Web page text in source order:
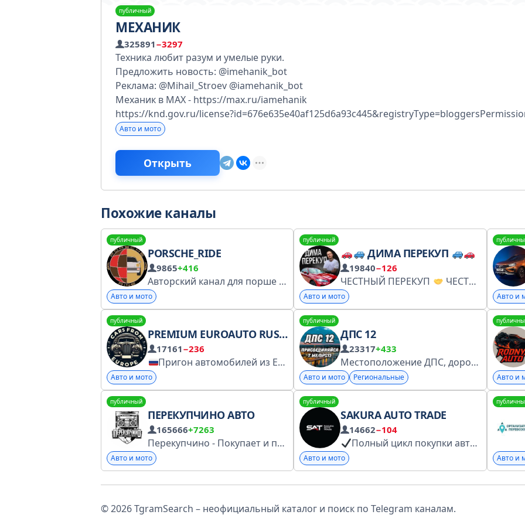
публичный
МЕХАНИК
325891−3297
Техника любит разум и умелые руки.
Предложить новость: @imehanik_bot
Реклама: @Mihail_Stroev @iamehanik_bot
Механик в МАХ - https://max.ru/iamehanik
https://knd.gov.ru/
Авто и мото
Открыть
Похожие каналы
публичный
PORSCHE_RIDE
9865+416
Авторский канал для порше энтузиастов и неравнодушных к путешествиям на машинах. Porsche Ride - место встречи увлеченных людей и интересных автомобилей. Сотрудничество и вопросы: @arsengalstyan
Авто и мото
публичный
ДИМА ПЕРЕКУП
19840−126
ЧЕСТНЫЙ ПЕРЕКУП ЧЕСТНЫЕ СДЕЛКИ КАЖДЫЙ ДЕНЬ НОВЫЙ АВТО
Авто и мото Авто и
публичный
PREMIUM EUROAUTO RUSSIA
17161−236
Пригон автомобилей из Европы под ключ: Пригоним под вас любой автомобиль Работаем с Европой! На рынке с 2022 года официально! Сотни отзывов на территории РБ и РФ
Авто и мото
публичный
ДПС 12
23317+433
Местоположение ДПС, дорожные новости. Бот для добавления ваших сообщений в канал @dps12rubot (после добавления бота, нажимаем кнопку "старт" и пишем, высылаем фото/видео/аудио). Наш чат-болталка https://t.me/new_chat_dps12
Авто и мото Региональные Авто и
публичный
ПЕРЕКУПЧИНО АВТО
165666+7263
Перекупчино - Покупает и продаёт Мы находим уникальные предложения на рынке продажи автомобилей. Продать машину с нами быстро и выгодно. ДОГОВОР ОФЕРТЫ/ПОЛИТИКА КОНФИДЕНЦИАЛЬНОСТИ И ОБРАБОТКИ ПЕРСОНАЛЬНЫХ ДАННЫХ
Авто и мото
публичный
SAKURA AUTO TRADE
14662−104
Полный цикл покупки авто
Авто и мото Авто и
© 2026 TgramSearch – неофициальный каталог и поиск по Telegram каналам.